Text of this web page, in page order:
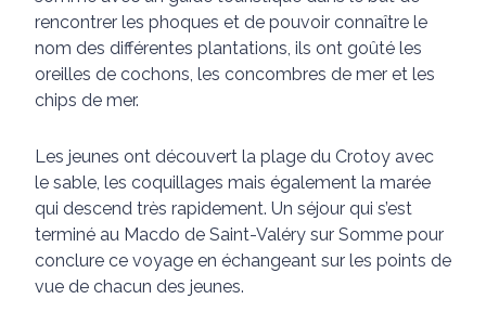
rencontrer les phoques et de pouvoir connaître le
nom des différentes plantations, ils ont goûté les
oreilles de cochons, les concombres de mer et les
chips de mer.
Les jeunes ont découvert la plage du Crotoy avec
le sable, les coquillages mais également la marée
qui descend très rapidement. Un séjour qui s’est
terminé au Macdo de Saint-Valéry sur Somme pour
conclure ce voyage en échangeant sur les points de
vue de chacun des jeunes.